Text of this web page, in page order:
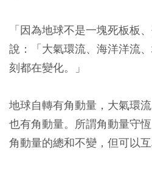
「因為地球不是一塊死板板
說：「大氣環流、海洋洋流
刻都在變化。」
地球自轉有角動量，大氣環
也有角動量。所謂角動量守
角動量的總和不變，但可以互